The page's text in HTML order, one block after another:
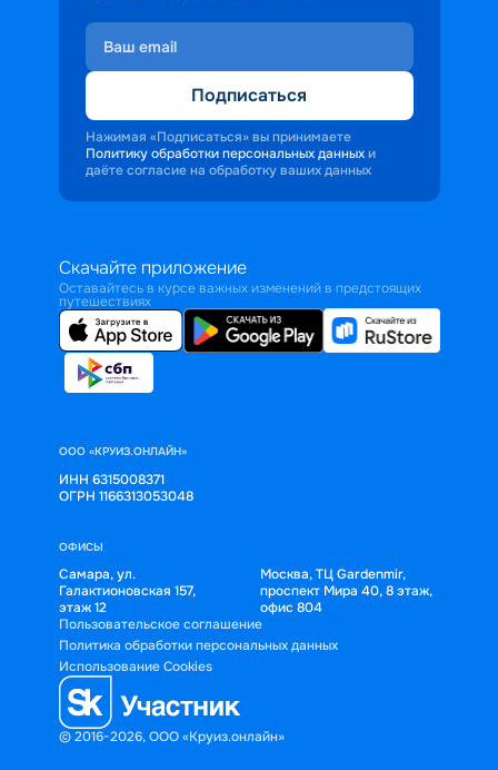
Подписаться
Нажимая «Подписаться» вы принимаете
Политику обработки персональных данных и
даёте согласие на обработку ваших данных
Скачайте приложение
Оставайтесь в курсе важных изменений в предстоящих
путешествиях
ООО «КРУИЗ.ОНЛАЙН»
ИНН 6315008371
ОГРН 1166313053048
ОФИСЫ
Самара, ул.
Галактионовская 157,
этаж 12
Москва, ТЦ Gardenmir,
проспект Мира 40, 8 этаж,
офис 804
© 2016-2026, ООО «Круиз.онлайн»
Пользовательское соглашение
Политика обработки персональных данных
Использование Cookies